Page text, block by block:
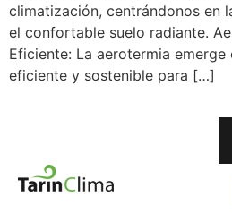
climatización, centrándonos en
el confortable suelo radiante.
Eficiente: La aerotermia
eficiente y sostenible para […]